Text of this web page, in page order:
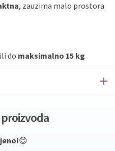
, zauzima malo prostora
ili do maksimalno 15 kg
😊